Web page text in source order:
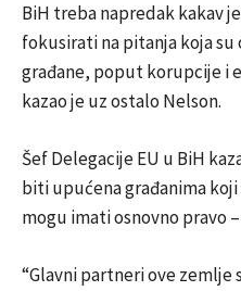
BiH treba napredak kakav
fokusirati na pitanja koja su
građane, poput korupcije i
kazao je uz ostalo Nelson.
Šef Delegacije EU u BiH
biti upućena građanima
mogu imati osnovno pravo
“Glavni partneri ove zemlje